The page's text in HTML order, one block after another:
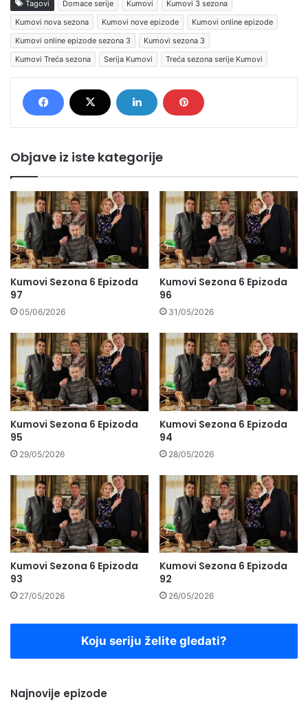
Tagovi Domace serije Kumovi
Kumovi 3 sezona
Kumovi nova sezona
Kumovi nove epizode
Kumovi online epizode
Kumovi online epizode sezona 3
Kumovi sezona 3
Kumovi Treća sezona
Serija Kumovi Treća sezona serije Kumovi
Objave iz iste kategorije
Kumovi Sezona 6 Epizoda
97
05/06/2026
Kumovi Sezona 6 Epizoda
96
31/05/2026
Kumovi Sezona 6 Epizoda
95
29/05/2026
Kumovi Sezona 6 Epizoda
94
28/05/2026
Kumovi Sezona 6 Epizoda
93
27/05/2026
Kumovi Sezona 6 Epizoda
92
26/05/2026
Koju seriju želite gledati?
Najnovije epizode